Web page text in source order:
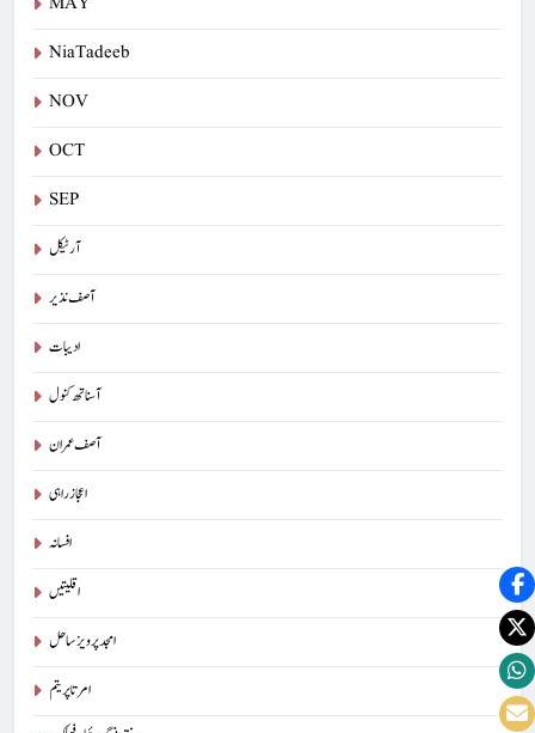
NiaTadeeb
NOV
OCT
SEP
آرٹیکل
آصف نذیر
ادیبات
آسناتھ کنول
آصف عمران
اعجاز راہی
افسانہ
اقلیتیں
امجد پرویز ساحل
امرتا پریتم